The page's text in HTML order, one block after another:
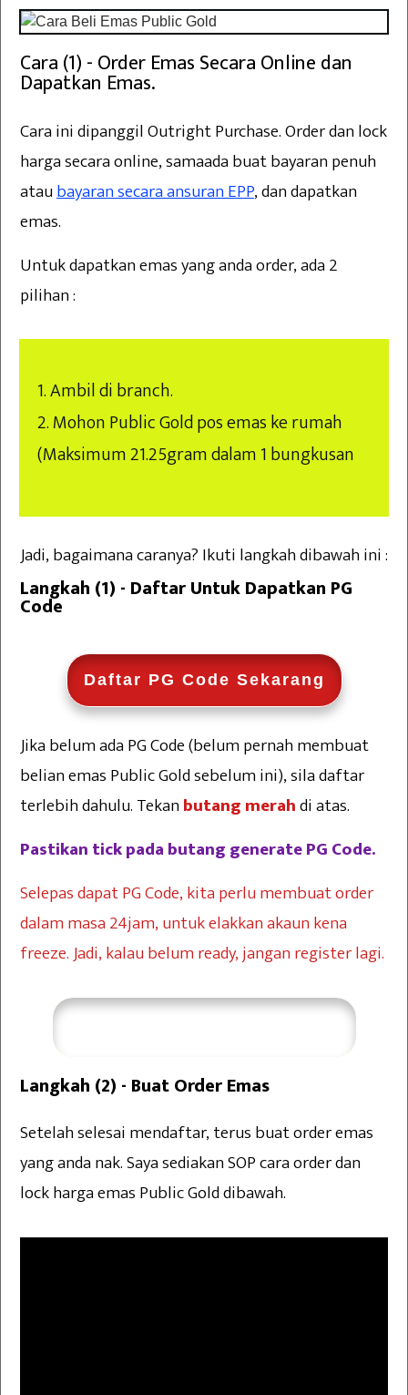
Cara (1) - Order Emas Secara Online dan
Dapatkan Emas.
Cara ini dipanggil Outright Purchase. Order dan lock
harga secara online, samaada buat bayaran penuh
ataubayaran secara ansuran EPP, dan dapatkan
emas.
Untuk dapatkan emas yang anda order, ada 2
pilihan :
1. Ambil di branch.
2. Mohon Public Gold pos emas ke rumah
(Maksimum 21.25gram dalam 1 bungkusan
Jadi, bagaimana caranya? Ikuti langkah dibawah ini :
Langkah (1) - Daftar Untuk Dapatkan PG
Code
Daftar PG Code Sekarang
Jika belum ada PG Code (belum pernah membuat
belian emas Public Gold sebelum ini), sila daftar
terlebih dahulu. Tekanbutang merahdi atas.
Pastikan tick pada butang generate PG Code.
Selepas dapat PG Code, kita perlu membuat order
dalam masa 24jam, untuk elakkan akaun kena
freeze. Jadi, kalau belum ready, jangan register lagi.
Langkah (2) - Buat Order Emas
Setelah selesai mendaftar, terus buat order emas
yang anda nak. Saya sediakan SOP cara order dan
lock harga emas Public Gold dibawah.